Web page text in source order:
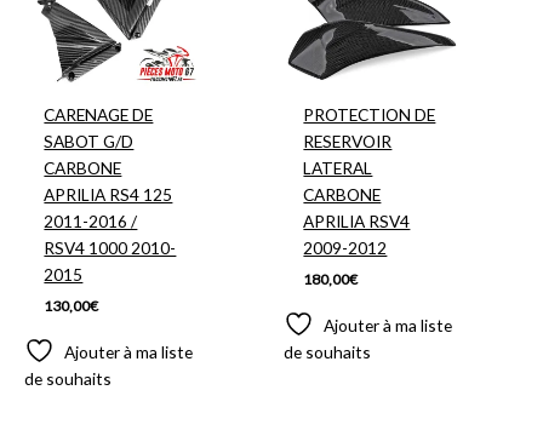
CARENAGE DE
SABOT G/D
CARBONE
APRILIA RS4 125
2011-2016 /
RSV4 1000 2010-
2015
130,00€
Ajouter à ma liste
de souhaits
PROTECTION DE
RESERVOIR
LATERAL
CARBONE
APRILIA RSV4
2009-2012
180,00€
Ajouter à ma liste
de souhaits